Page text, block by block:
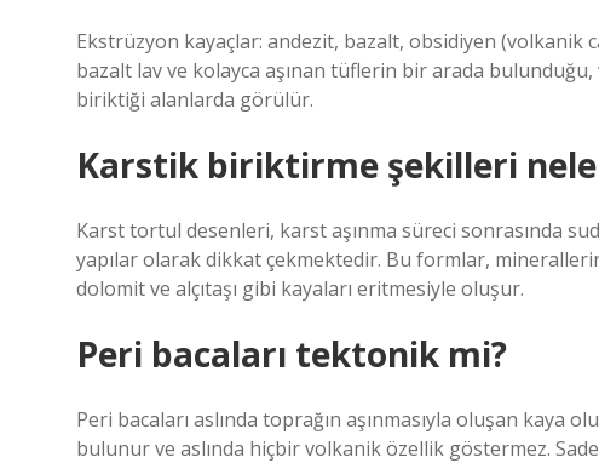
Ekstrüzyon kayaçlar: andezit, bazalt, obsidiyen (volkanik
bazalt lav ve kolayca aşınan tüflerin bir arada
biriktiği alanlarda görülür.
Karstik biriktirme şekilleri
Karst tortul desenleri, karst aşınma süreci sonrasında
yapılar olarak dikkat çekmektedir. Bu formlar,
dolomit ve alçıtaşı gibi kayaları eritmesiyle oluşur.
Peri bacaları tektonik mi?
Peri bacaları aslında toprağın aşınmasıyla oluşan kaya
bulunur ve aslında hiçbir volkanik özellik göstermez.